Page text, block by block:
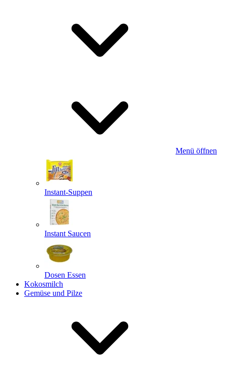
Menü öffnen
Instant-Suppen
Instant Saucen
Dosen Essen
Kokosmilch
Gemüse und Pilze